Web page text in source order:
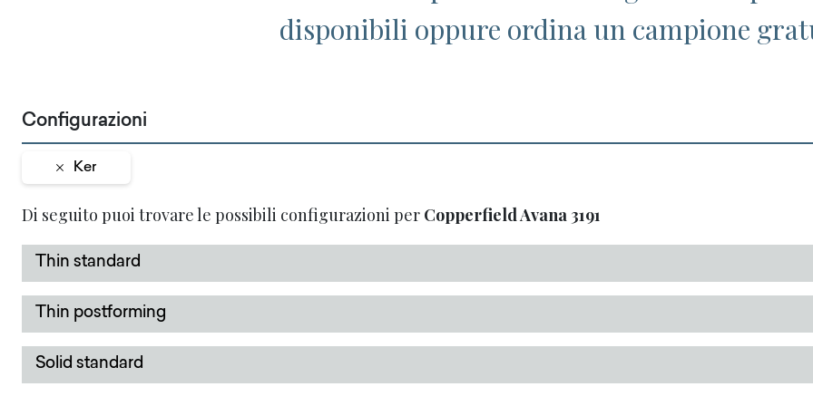
disponibili oppure ordina un campione
Configurazioni
Ker
Di seguito puoi trovare le possibili configurazioni per Copperfield Avana 3191
Thin standard
Thin postforming
Solid standard